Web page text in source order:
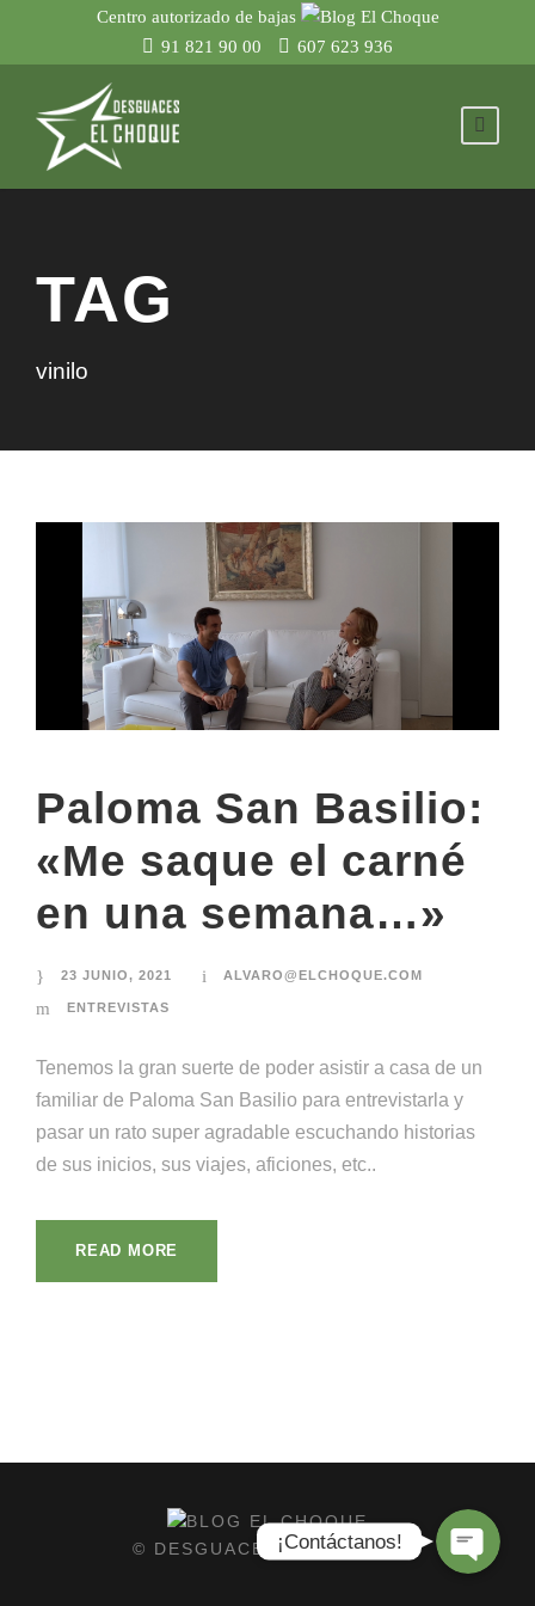
Centro autorizado de bajas
91 821 90 00
607 623 936
TAG
vinilo
Paloma San Basilio:
«Me saque el carné
en una semana…»
23 JUNIO, 2021 ALVARO@ELCHOQUE.COM
ENTREVISTAS
Tenemos la gran suerte de poder asistir a casa de un
familiar de Paloma San Basilio para entrevistarla y
pasar un rato super agradable escuchando historias
de sus inicios, sus viajes, aficiones, etc..
READ MORE
© DESGUACES EL CHOQUE
¡Contáctanos!